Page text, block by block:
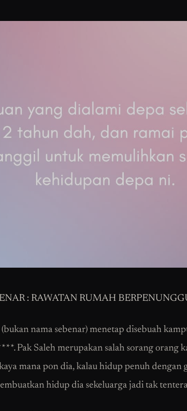
: RAWATAN RUMAH
(bukan nama sebenar) menetap disebuah
Pak Saleh merupakan salah sorang orang
mana pon dia, kalau hidup penuh dengan
hidup dia sekeluarga jadi tak